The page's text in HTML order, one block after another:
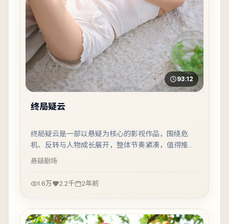
93:12
终局疑云
终局疑云是一部以悬疑为核心的影视作品，围绕危
机、反转与人物成长展开，整体节奏紧凑，值得推荐
观看。
悬疑剧场
1.6万 2.2千 2年前